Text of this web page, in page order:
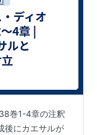
巻1-4章の注釈
後にカエサルが